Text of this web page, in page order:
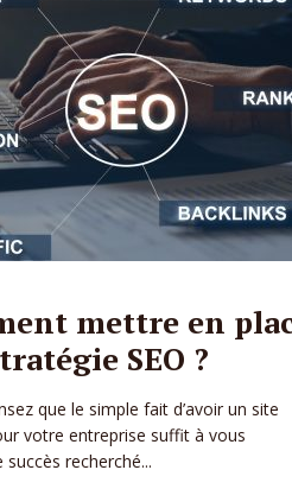
mettre en
SEO ?
que le simple fait d’avoir un site
votre entreprise suffit à vous
recherché...